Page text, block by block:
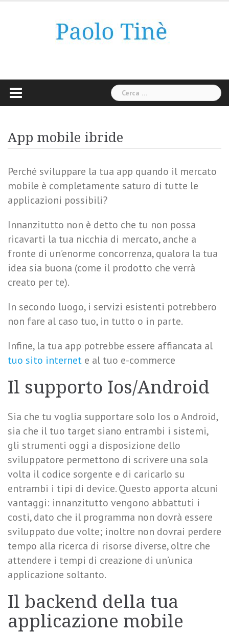
Ricerca
per:
App mobile ibride
Perché sviluppare la tua app quando il mercato
mobile è completamente saturo di tutte le
applicazioni possibili?
Innanzitutto non è detto che tu non possa
ricavarti la tua nicchia di mercato, anche a
fronte di un’enorme concorrenza, qualora la tua
idea sia buona (come il prodotto che verrà
creato per te).
In secondo luogo, i servizi esistenti potrebbero
non fare al caso tuo, in tutto o in parte.
Infine, la tua app potrebbe essere affiancata al
tuo sito internet e al tuo e-commerce
Il supporto Ios/Android
Sia che tu voglia supportare solo Ios o Android,
sia che il tuo target siano entrambi i sistemi,
gli strumenti oggi a disposizione dello
sviluppatore permettono di scrivere una sola
volta il codice sorgente e di caricarlo su
entrambi i tipi di device. Questo apporta alcuni
vantaggi: innanzitutto vengono abbattuti i
costi, dato che il programma non dovrà essere
sviluppato due volte; inoltre non dovrai perdere
tempo alla ricerca di risorse diverse, oltre che
attendere i tempi di creazione di un’unica
applicazione soltanto.
Il backend della tua
applicazione mobile